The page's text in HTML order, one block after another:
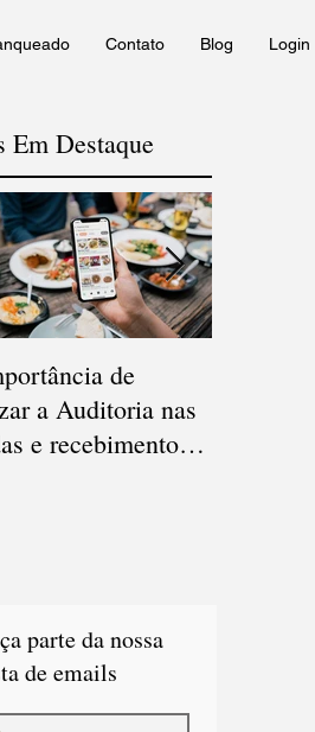
Contato Blog Login
Em Destaque
de
a Auditoria nas
e recebimentos
parte da nossa
de emails